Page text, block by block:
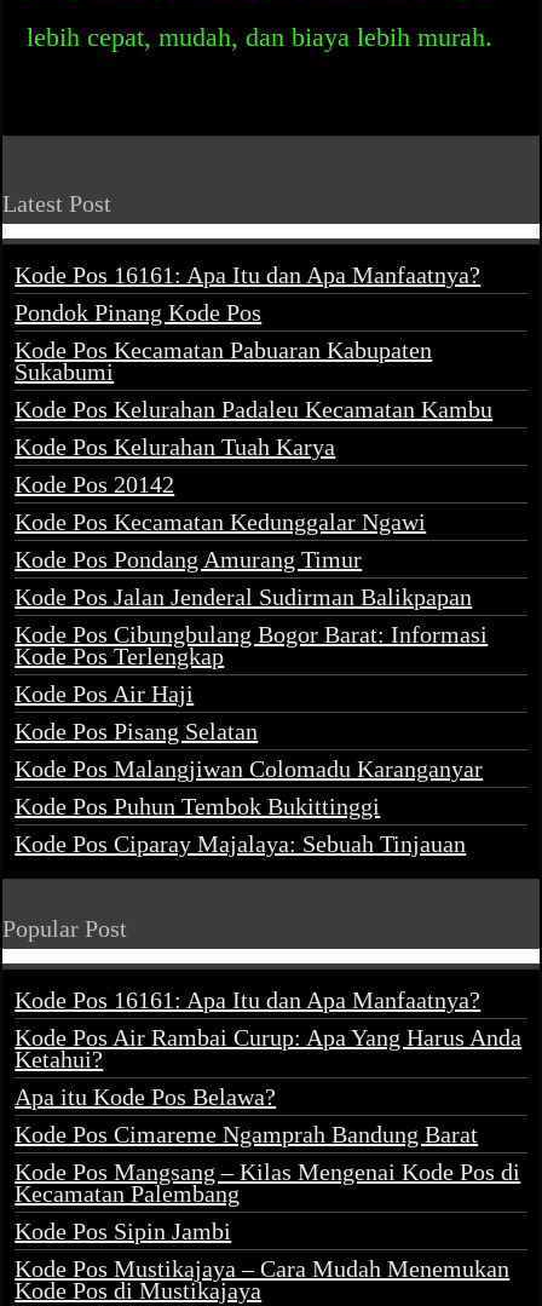
lebih cepat, mudah, dan biaya lebih murah.
Latest Post
Kode Pos 16161: Apa Itu dan Apa Manfaatnya?
Pondok Pinang Kode Pos
Kode Pos Kecamatan Pabuaran Kabupaten
Sukabumi
Kode Pos Kelurahan Padaleu Kecamatan Kambu
Kode Pos Kelurahan Tuah Karya
Kode Pos 20142
Kode Pos Kecamatan Kedunggalar Ngawi
Kode Pos Pondang Amurang Timur
Kode Pos Jalan Jenderal Sudirman Balikpapan
Kode Pos Cibungbulang Bogor Barat: Informasi
Kode Pos Terlengkap
Kode Pos Air Haji
Kode Pos Pisang Selatan
Kode Pos Malangjiwan Colomadu Karanganyar
Kode Pos Puhun Tembok Bukittinggi
Kode Pos Ciparay Majalaya: Sebuah Tinjauan
Popular Post
Kode Pos 16161: Apa Itu dan Apa Manfaatnya?
Kode Pos Air Rambai Curup: Apa Yang Harus Anda
Ketahui?
Apa itu Kode Pos Belawa?
Kode Pos Cimareme Ngamprah Bandung Barat
Kode Pos Mangsang – Kilas Mengenai Kode Pos di
Kecamatan Palembang
Kode Pos Sipin Jambi
Kode Pos Mustikajaya – Cara Mudah Menemukan
Kode Pos di Mustikajaya